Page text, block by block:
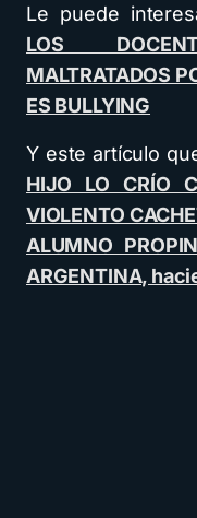
Le puede
LOS
MALTRATADOS
ES BULLYING
Y este artículo
HIJO LO CRÍO
VIOLENTO
ALUMNO
ARGENTINA,